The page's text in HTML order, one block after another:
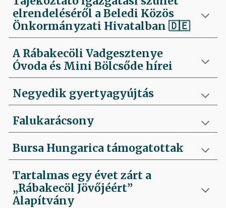
elrendeléséről a Beledi Közös
Önkormányzati Hivatalban🇩🇪
A Rábakecöli Vadgesztenye
Óvoda és Mini Bölcsőde hírei
Negyedik gyertyagyújtás
Falukarácsony
Bursa Hungarica támogatottak
Tartalmas egy évet zárt a
„Rábakecöl Jövőjéért”
Alapítvány